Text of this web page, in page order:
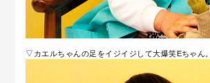
▽カエルちゃんの足をイジイジして大爆笑Eちゃん。